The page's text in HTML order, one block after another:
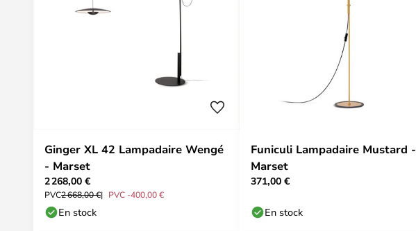
Ginger XL 42 Lampadaire Wengé
- Marset
2 268,00 €
PVC2 668,00 € PVC -400,00 €
En stock
Funiculi Lampadaire Mustard -
Marset
371,00 €
En stock